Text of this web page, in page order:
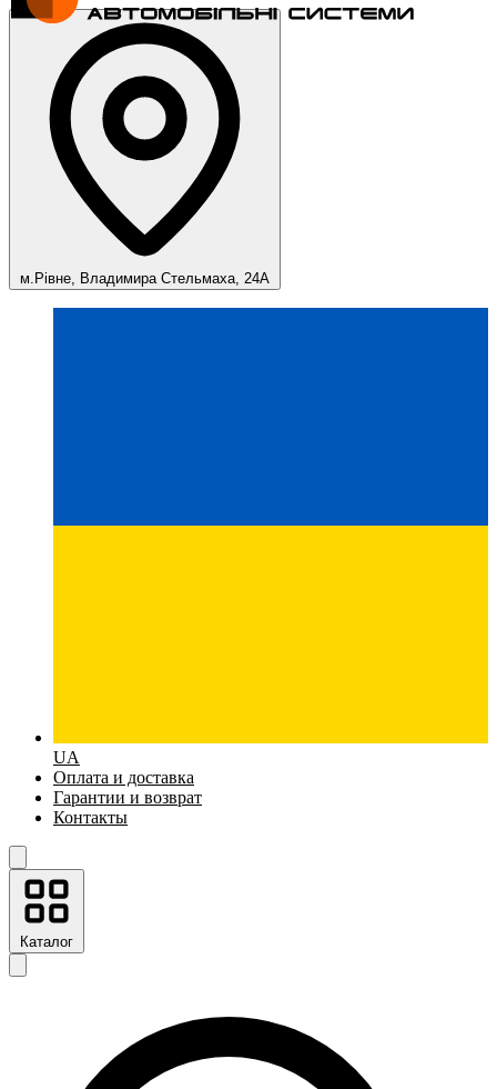
м.Рівне, Владимира Стельмаха, 24А
UA
Оплата и доставка
Гарантии и возврат
Контакты
Каталог